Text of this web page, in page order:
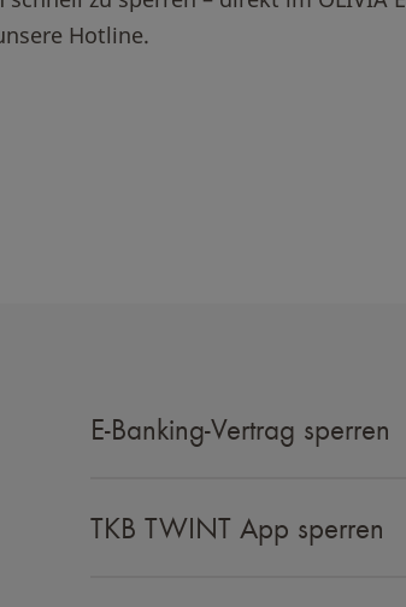
Hotline.
E-Banking-Vertrag sperren
TKB TWINT App sperren